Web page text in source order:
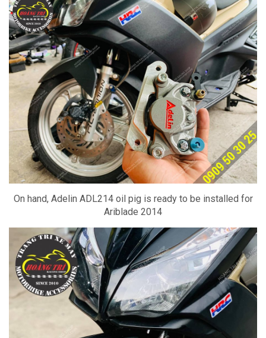
On hand, Adelin ADL214 oil pig is ready to be installed for
Ariblade 2014